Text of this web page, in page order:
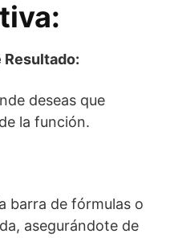
Resultado:
deseas que
la función.
barra de fórmulas o
asegurándote de